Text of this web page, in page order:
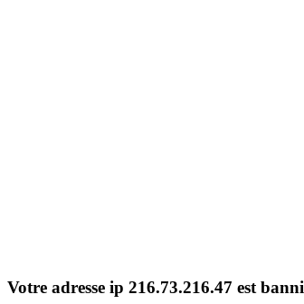
Votre adresse ip 216.73.216.47 est banni